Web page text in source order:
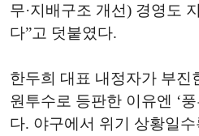
무·지배구조 개선) 경영도
다”고 덧붙였다.
한두희 대표 내정자가 부진
원투수로 등판한 이유엔 ‘
다. 야구에서 위기 상황일